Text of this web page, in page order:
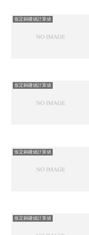
仮定銅建値計算値
仮定銅建値計算値
仮定銅建値計算値
仮定銅建値計算値